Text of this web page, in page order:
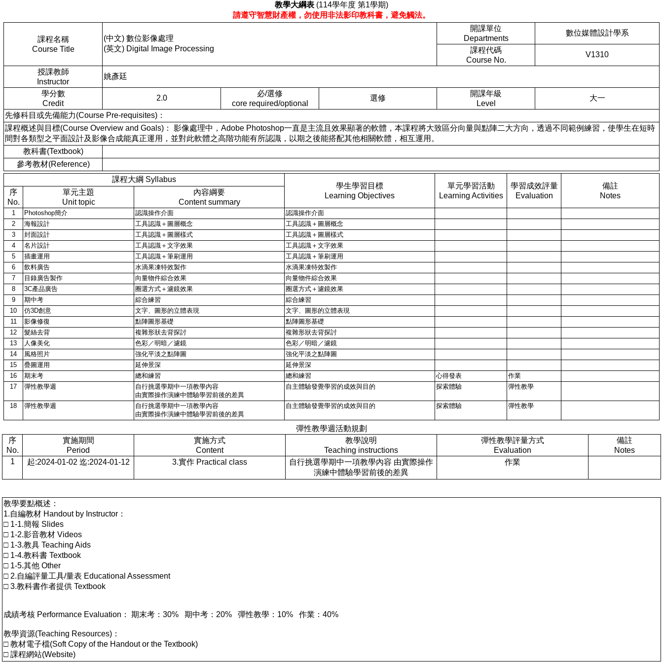
教學大綱表 (114學年度 第1學期)
請遵守智慧財產權，勿使用非法影印教科書，避免觸法。
課程名稱
Course Title
(中文) 數位影像處理
(英文) Digital Image Processing
開課單位
Departments
數位媒體設計學系
課程代碼
Course No.
V1310
授課教師
Instructor
姚彥廷
學分數
Credit
2.0
必/選修
core required/optional
選修
開課年級
Level
大一
先修科目或先備能力(Course Pre-requisites)：
課程概述與目標(Course Overview and Goals)： 影像處理中，Adobe Photoshop一直是主流且效果顯著的軟體，本課程將大致區分向量與點陣二大方向，透過不同範例練習，使學生在短時
間對各類型之平面設計及影像合成能真正運用，並對此軟體之高階功能有所認識，以期之後能搭配其他相關軟體，相互運用。
教科書(Textbook)
參考教材(Reference)
課程大綱 Syllabus
學生學習目標
Learning Objectives
單元學習活動
Learning Activities
學習成效評量
Evaluation
備註
Notes
序
No.
單元主題
Unit topic
內容綱要
Content summary
1 Photoshop簡介 認識操作介面
認識操作介面
2
海報設計 工具認識＋圖層概念
工具認識＋圖層概念
3
封面設計 工具認識＋圖層樣式
工具認識＋圖層樣式
4
名片設計 工具認識＋文字效果
工具認識＋文字效果
5
插畫運用 工具認識＋筆刷運用
工具認識＋筆刷運用
6
飲料廣告 水滴果凍特效製作
水滴果凍特效製作
7
目錄廣告製作 向量物件綜合效果
向量物件綜合效果
8
3C產品廣告 圈選方式＋濾鏡效果
圈選方式＋濾鏡效果
9
期中考 綜合練習
綜合練習
10
仿3D創意 文字、圖形的立體表現
文字、圖形的立體表現
11
影像修復 點陣圖形基礎
點陣圖形基礎
12
髮絲去背 複雜形狀去背探討
複雜形狀去背探討
13
人像美化 色彩／明暗／濾鏡
色彩／明暗／濾鏡
14
風格照片 強化平淡之點陣圖
強化平淡之點陣圖
15
疊圖運用 延伸景深
延伸景深
16
期末考 總和練習 總和練習 心得發表
作業
17
彈性教學週
自行挑選學期中一項教學內容
由實際操作演練中體驗學習前後的差異
自主體驗發覺學習的成效與目的 探索體驗 彈性教學
18 彈性教學週
自行挑選學期中一項教學內容
由實際操作演練中體驗學習前後的差異
自主體驗發覺學習的成效與目的 探索體驗 彈性教學
彈性教學週活動規劃
序
No.
實施期間
Period
實施方式
Content
教學說明
Teaching instructions
彈性教學評量方式
Evaluation
備註
Notes
1
起:2024-01-02 迄:2024-01-12 3.實作 Practical class
自行挑選學期中一項教學內容 由實際操作
演練中體驗學習前後的差異
作業
教學要點概述：
1.自編教材 Handout by Instructor：
□ 1-1.簡報 Slides
□ 1-2.影音教材 Videos
□ 1-3.教具 Teaching Aids
□ 1-4.教科書 Textbook
□ 1-5.其他 Other
□ 2.自編評量工具/量表 Educational Assessment
□ 3.教科書作者提供 Textbook
成績考核 Performance Evaluation： 期末考：30% 期中考：20% 彈性教學：10% 作業：40%
教學資源(Teaching Resources)：
□ 教材電子檔(Soft Copy of the Handout or the Textbook)
□ 課程網站(Website)